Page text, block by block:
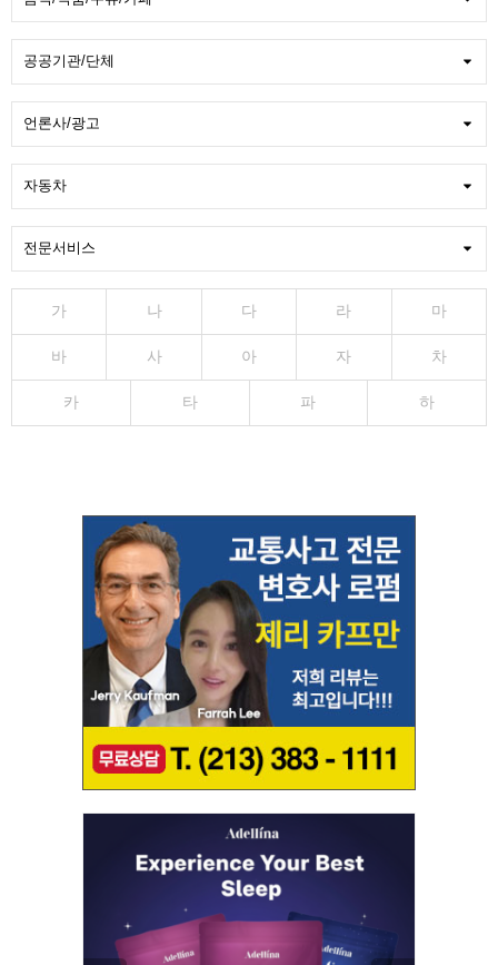
가 나 다 라 마
바 사 아 자 차
카 타 파 하